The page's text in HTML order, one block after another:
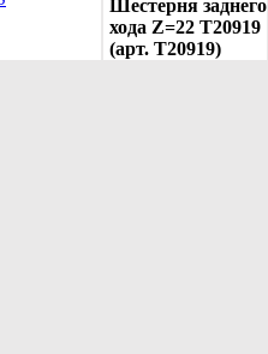
Шестерня заднего
хода Z=22 T20919
(арт. T20919)